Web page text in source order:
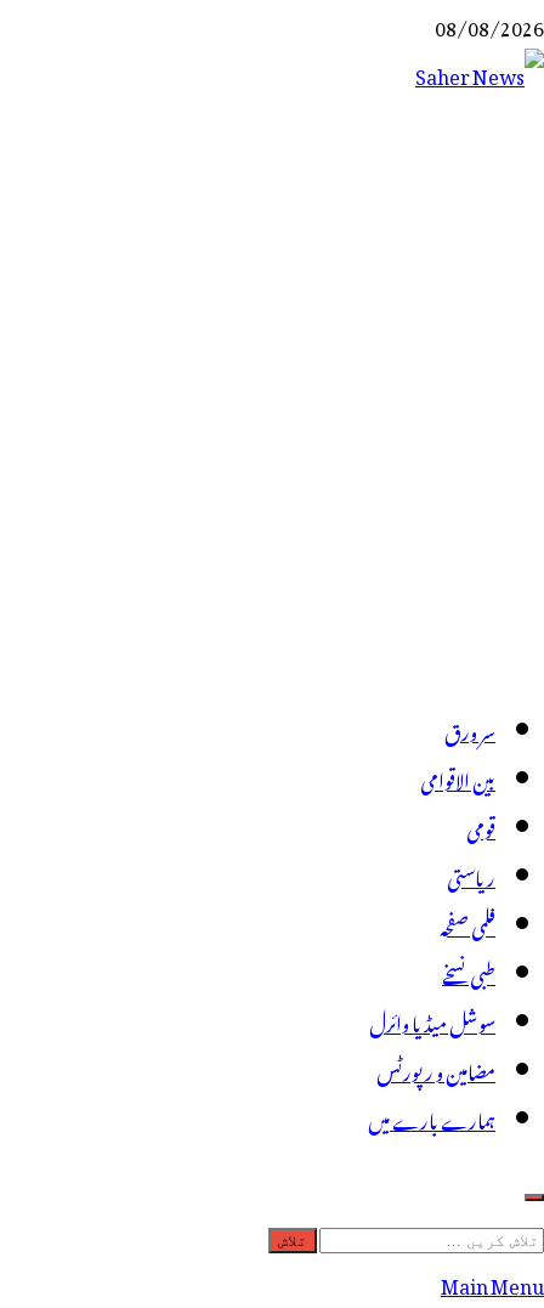
Skip
to
08/08/2026
سر ورق
بین الاقوامی
قومی
ریاستی
فلمی صفحہ
طبی نسخے
سوشل میڈیا وائرل
مضامین و رپورٹس
ہمارے بارے میں
تلاش
کریں
Main Menu